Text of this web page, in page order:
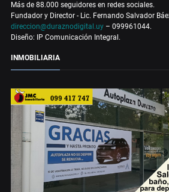
Más de 88.000 seguidores en redes sociales.
Fundador y Director - Lic. Fernando Salvador
direccion@duraznodigital.uy – 099961044.
Diseño: IP Comunicación Integral.
INMOBILIARIA